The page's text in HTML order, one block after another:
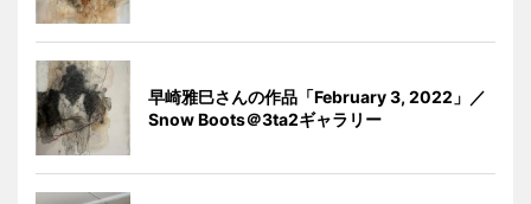
早崎雅巳さんの作品「February 3, 2022」／
Snow Boots＠3ta2ギャラリー